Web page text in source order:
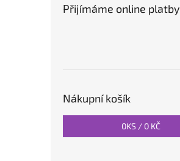
Přijímáme online platby
Nákupní košík
0KS / 0 KČ